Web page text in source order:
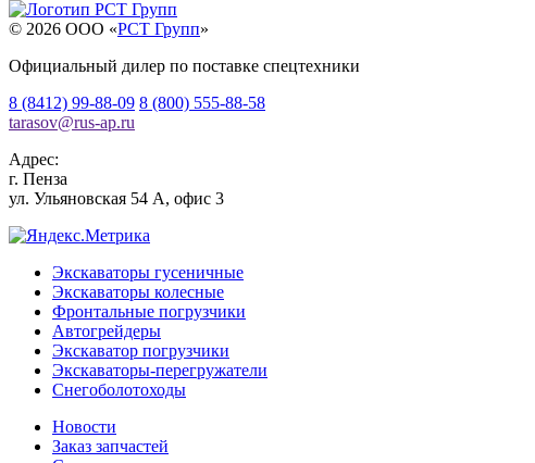
© 2026 OOO «РСТ Групп»
Официальный дилер по поставке спецтехники
8 (8412) 99-88-09 8 (800) 555-88-58
tarasov@rus-ap.ru
Адрес:
г. Пенза
ул. Ульяновская 54 А, офис 3
Экскаваторы гусеничные
Экскаваторы колесные
Фронтальные погрузчики
Автогрейдеры
Экскаватор погрузчики
Экскаваторы-перегружатели
Снегоболотоходы
Новости
Заказ запчастей